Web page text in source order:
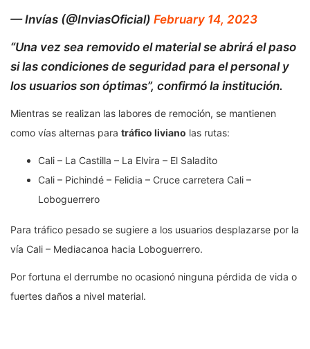
— Invías (@InviasOficial) February 14, 2023
“Una vez sea removido el material se abrirá el paso
si las condiciones de seguridad para el personal y
los usuarios son óptimas”, confirmó la institución.
Mientras se realizan las labores de remoción, se mantienen
como vías alternas para tráfico liviano las rutas:
Cali – La Castilla – La Elvira – El Saladito
Cali – Pichindé – Felidia – Cruce carretera Cali –
Loboguerrero
Para tráfico pesado se sugiere a los usuarios desplazarse por la
vía Cali – Mediacanoa hacia Loboguerrero.
Por fortuna el derrumbe no ocasionó ninguna pérdida de vida o
fuertes daños a nivel material.